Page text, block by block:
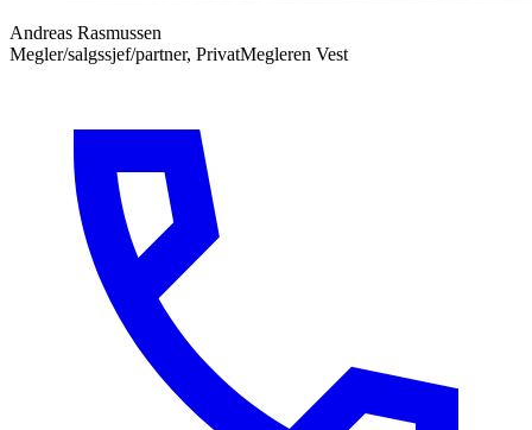
Andreas Rasmussen
Megler/salgssjef/partner, PrivatMegleren Vest